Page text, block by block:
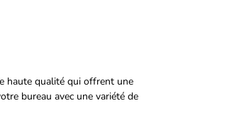
haute qualité qui offrent une
bureau avec une variété de